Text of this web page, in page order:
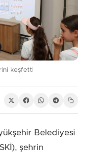
keşfetti
Belediyesi
şehrin